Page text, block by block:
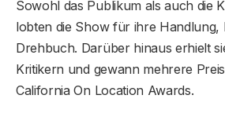
Sowohl das Publikum als auch die
lobten die Show für ihre Handlung,
Drehbuch. Darüber hinaus erhielt
Kritikern und gewann mehrere
California On Location Awards.